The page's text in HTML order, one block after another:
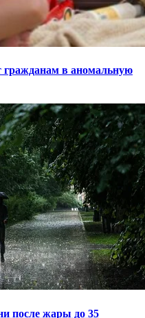
в аномальную
после жары до 35